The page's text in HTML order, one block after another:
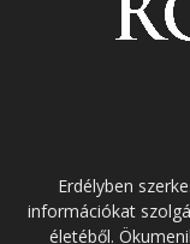
Erdélyben
információkat
életéből.